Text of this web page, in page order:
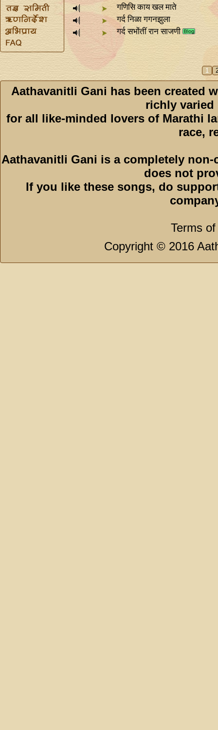
गणिसि काय खल माते
गर्द निळा गगनझुला
गर्द सभोंतीं रान साजणी
Aathavanitli Gani has been created
richly varied
for all like-minded lovers of Marathi
race,
Aathavanitli Gani is a completely
does not
If you like these songs, do
Terms
Copyright © 2016